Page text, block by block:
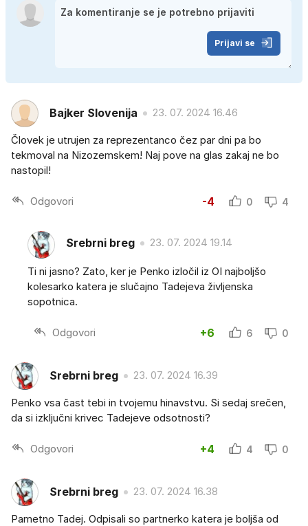
Prijavi se
Bajker Slovenija 23. 07. 2024 16.46
Človek je utrujen za reprezentanco čez par dni pa bo
tekmoval na Nizozemskem! Naj pove na glas zakaj ne bo
nastopil!
Odgovori -4 0 4
Srebrni breg 23. 07. 2024 19.14
Ti ni jasno? Zato, ker je Penko izločil iz OI najboljšo
kolesarko katera je slučajno Tadejeva življenska
sopotnica.
Odgovori +6 6 0
Srebrni breg 23. 07. 2024 16.39
Penko vsa čast tebi in tvojemu hinavstvu. Si sedaj srečen,
da si izključni krivec Tadejeve odsotnosti?
Odgovori +4 4 0
Srebrni breg 23. 07. 2024 16.38
Pametno Tadej. Odpisali so partnerko katera je boljša od